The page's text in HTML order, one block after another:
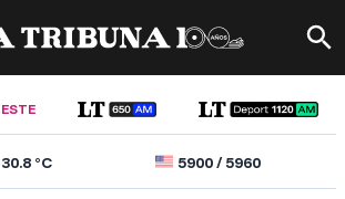
ESTE
30.8°C 5900/5960